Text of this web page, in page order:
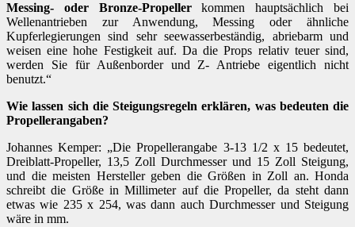
Messing- oder Bronze-Propellerkommen hauptsächlich bei
Wellenantrieben zur Anwendung, Messing oder ähnliche
Kupferlegierungen sind sehr seewasserbeständig, abriebarm und
weisen eine hohe Festigkeit auf. Da die Props relativ teuer sind,
werden Sie für Außenborder und Z- Antriebe eigentlich nicht
benutzt.“
Wie lassen sich die Steigungsregeln erklären, was bedeuten die
Propellerangaben?
Johannes Kemper: „Die Propellerangabe 3-13 1/2 x 15 bedeutet,
Dreiblatt-Propeller, 13,5 Zoll Durchmesser und 15 Zoll Steigung,
und die meisten Hersteller geben die Größen in Zoll an. Honda
schreibt die Größe in Millimeter auf die Propeller, da steht dann
etwas wie 235 x 254, was dann auch Durchmesser und Steigung
wäre in mm.